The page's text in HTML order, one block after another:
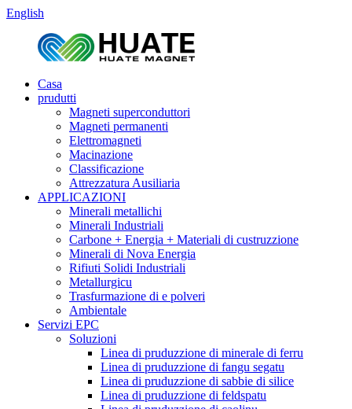
English
Casa
prudutti
Magneti superconduttori
Magneti permanenti
Elettromagneti
Macinazione
Classificazione
Attrezzatura Ausiliaria
APPLICAZIONI
Minerali metallichi
Minerali Industriali
Carbone + Energia + Materiali di custruzzione
Minerali di Nova Energia
Rifiuti Solidi Industriali
Metallurgicu
Trasfurmazione di e polveri
Ambientale
Servizi EPC
Soluzioni
Linea di pruduzzione di minerale di ferru
Linea di pruduzzione di fangu segatu
Linea di pruduzzione di sabbie di silice
Linea di pruduzzione di feldspatu